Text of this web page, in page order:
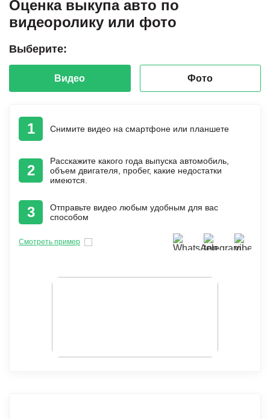
Оценка выкупа авто по
видеоролику или фото
Выберите:
Видео Фото
1 Снимите видео на смартфоне или планшете
2
Расскажите какого года выпуска автомобиль,
объем двигателя, пробег, какие недостатки
имеются.
3
Отправьте видео любым удобным для вас
способом
Смотреть пример